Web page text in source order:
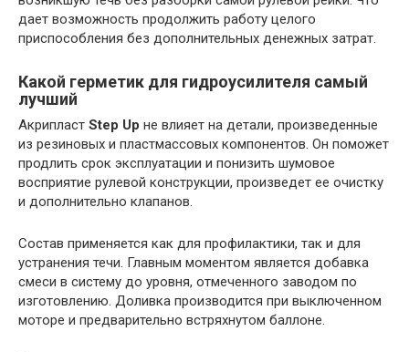
дает возможность продолжить работу целого
приспособления без дополнительных денежных затрат.
Какой герметик для гидроусилителя самый
лучший
Акрипласт Step Up не влияет на детали, произведенные
из резиновых и пластмассовых компонентов. Он поможет
продлить срок эксплуатации и понизить шумовое
восприятие рулевой конструкции, произведет ее очистку
и дополнительно клапанов.
Состав применяется как для профилактики, так и для
устранения течи. Главным моментом является добавка
смеси в систему до уровня, отмеченного заводом по
изготовлению. Доливка производится при выключенном
моторе и предварительно встряхнутом баллоне.